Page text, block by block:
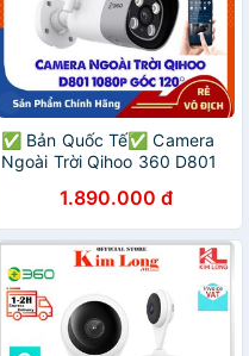
✅ Bản Quốc Tế✅ Camera
Ngoài Trời Qihoo 360 D801
độ✅ Bảo hành 12 tháng
chính hãng
1.890.000 đ